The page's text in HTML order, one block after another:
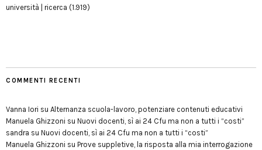
università | ricerca (1.919)
COMMENTI RECENTI
Vanna Iori su Alternanza scuola-lavoro, potenziare contenuti educativi
Manuela Ghizzoni su Nuovi docenti, sì ai 24 Cfu ma non a tutti i “costi”
sandra su Nuovi docenti, sì ai 24 Cfu ma non a tutti i “costi”
Manuela Ghizzoni su Prove suppletive, la risposta alla mia interrogazione